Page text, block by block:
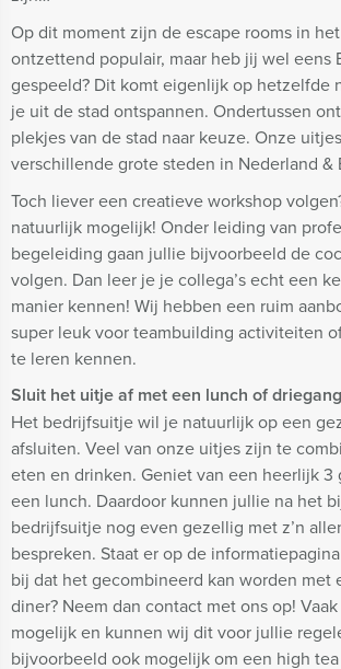
Op dit moment zijn de escape rooms in
ontzettend populair, maar heb jij wel eens
gespeeld? Dit komt eigenlijk op hetzelfde
je uit de stad ontspannen. Ondertussen
plekjes van de stad naar keuze. Onze
verschillende grote steden in Nederland &
Toch liever een creatieve workshop
natuurlijk mogelijk! Onder leiding van
begeleiding gaan jullie bijvoorbeeld de
volgen. Dan leer je je collega’s echt een
manier kennen! Wij hebben een ruim
super leuk voor teambuilding activiteiten
te leren kennen.
Sluit het uitje af met een lunch of
Het bedrijfsuitje wil je natuurlijk op een
afsluiten. Veel van onze uitjes zijn te
eten en drinken. Geniet van een heerlijk 3
een lunch. Daardoor kunnen jullie na het
bedrijfsuitje nog even gezellig met z’n
bespreken. Staat er op de
bij dat het gecombineerd kan worden met
diner? Neem dan contact met ons op!
mogelijk en kunnen wij dit voor jullie
bijvoorbeeld ook mogelijk om een high